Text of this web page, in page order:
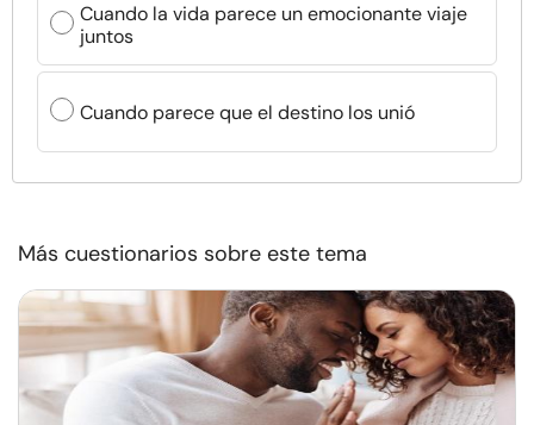
Cuando la vida parece un emocionante viaje
juntos
Cuando parece que el destino los unió
Más cuestionarios sobre este tema